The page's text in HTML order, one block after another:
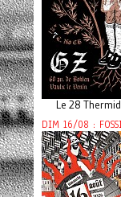
Le 28
DIM 16/08 :